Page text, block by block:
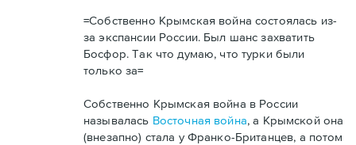
=Собственно Крымская война состоялась из-
за экспансии России. Был шанс захватить
Босфор. Так что думаю, что турки были
только за=
Собственно Крымская война в России
называлась Восточная война, а Крымской она
(внезапно) стала у Франко-Британцев, а потом